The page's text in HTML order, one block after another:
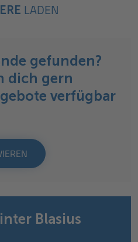
LADEN
gefunden?
dich gern
verfügbar
Blasius